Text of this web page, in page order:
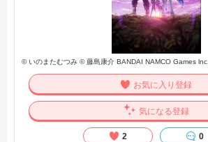
© いのまたむつみ © 藤島康介 BANDAI NAMCO Games lnc.
お気に入り登録
気になる登録
2 0